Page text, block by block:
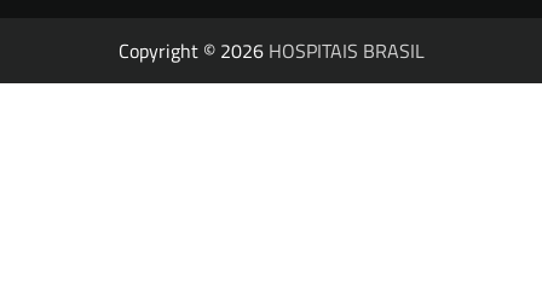
Copyright © 2026 HOSPITAIS BRASIL